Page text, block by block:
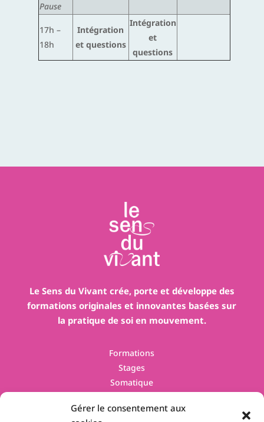
Gérer le consentement aux
Pause
17h –
18h
Intégration
et questions
Intégration
et
questions
Le Sens du Vivant crée, porte et développe des
formations originales et innovantes basées sur
la pratique de soi en mouvement.
Formations
Stages
Somatique